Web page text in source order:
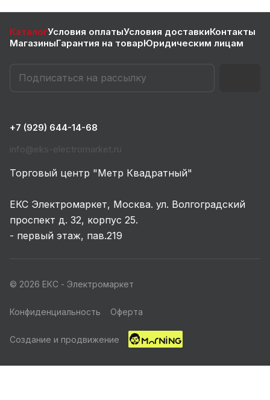
КаталогУсловия оплатыУсловия доставкиКонтакты
МагазиныГарантия на товарЮридическим лицам
+7 (929) 644-14-68
info@eks-electromarket.ru
Торговый центр "Метр Квадратный"
ЕКС Электромаркет, Москва. ул. Волгоградский
проспект д. 32, корпус 25.
- первый этаж, пав.219
© 2026 ЕКС - Электромаркет
Конфиденциальность Оферта
Создание и продвижение